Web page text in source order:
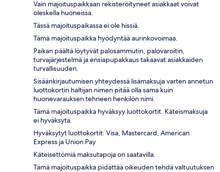
Vain majoituspaikkaan rekisteröityneet asiakkaat voivat
oleskella huoneissa.
Tässä majoituspaikassa ei ole hissiä.
Tämä majoituspaikka hyödyntää aurinkovoimaa.
Paikan päältä löytyvät palosammutin, palovaroitin,
turvajärjestelmä ja ensiapupakkaus takaavat asiakkaiden
turvallisuuden.
Sisäänkirjautumisen yhteydessä lisämaksuja varten annetun
luottokortin haltijan nimen pitää olla sama kuin
huonevarauksen tehneen henkilön nimi.
Tämä majoituspaikka hyväksyy luottokortit. Käteismaksuja
ei hyväksytä.
Hyväksytyt luottokortit: Visa, Mastercard, American
Express ja Union Pay
Käteisettömiä maksutapoja on saatavilla.
Tämä majoituspaikka pidättää oikeuden tehdä valtuutuksen